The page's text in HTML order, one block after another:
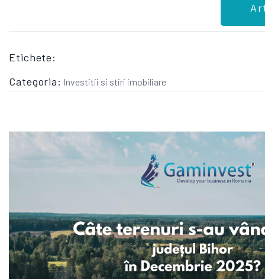
Etichete:
Categoria: Investitii si stiri imobiliare